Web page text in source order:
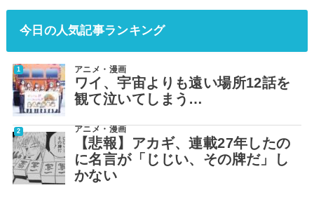
今日の人気記事ランキング
アニメ・漫画
ワイ、宇宙よりも遠い場所12話を
観て泣いてしまう…
アニメ・漫画
【悲報】アカギ、連載27年したの
に名言が「じじい、その牌だ」し
かない